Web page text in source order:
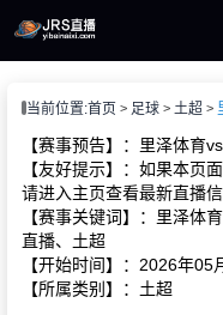
播
像
当前位置:首页 足球 土超
【赛事预告】：里泽体育
【友好提示】：如果本页
请进入主页查看最新直播
【赛事关键词】：里泽体
直播、土超
【开始时间】：2026年05
【所属类别】：土超